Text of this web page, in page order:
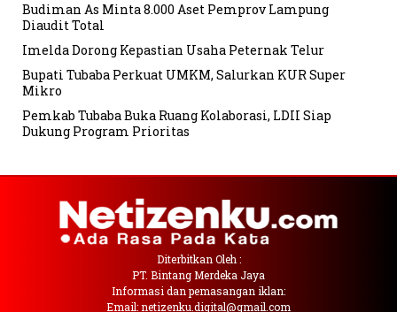
Budiman As Minta 8.000 Aset Pemprov Lampung
Diaudit Total
Imelda Dorong Kepastian Usaha Peternak Telur
Bupati Tubaba Perkuat UMKM, Salurkan KUR Super
Mikro
Pemkab Tubaba Buka Ruang Kolaborasi, LDII Siap
Dukung Program Prioritas
Diterbitkan Oleh :
PT. Bintang Merdeka Jaya
Informasi dan pemasangan iklan:
Email: netizenku.digital@gmail.com